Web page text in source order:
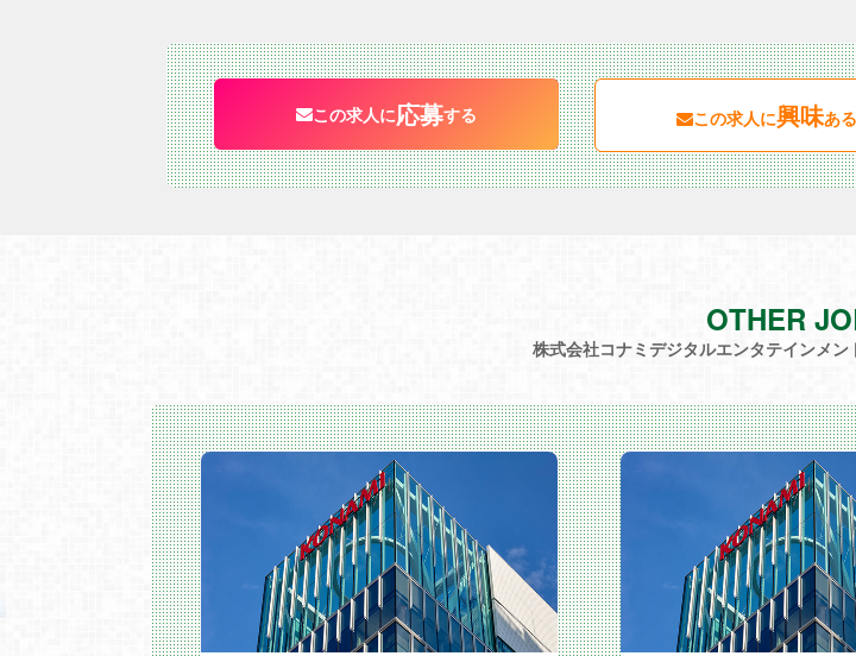
この求人に応募する この求人に興味ある
OTHER
株式会社コナミデジタルエンタテインメ